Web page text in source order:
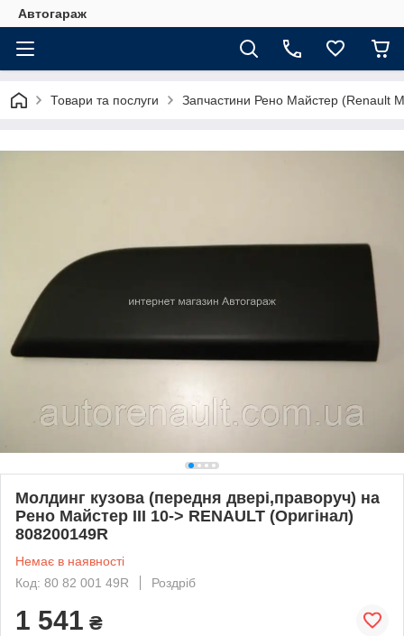
Автогараж
Товари та послуги Запчастини Рено Майстер (Renault
Молдинг кузова (передня двері,праворуч) на
Рено Майстер III 10-> RENAULT (Оригінал)
808200149R
Немає в наявності
Код: 80 82 001 49R
Роздріб
1 541 ₴